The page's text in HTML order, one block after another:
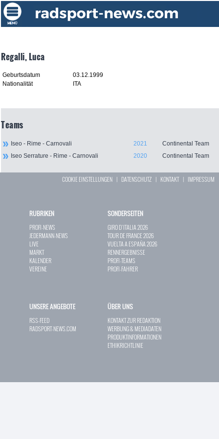
Regalli, Luca
Geburtsdatum
03.12.1999
Nationalität
ITA
Teams
Iseo - Rime - Carnovali 2021
Continental Team
Iseo Serrature - Rime - Carnovali
2020 Continental Team
COOKIE EINSTELLUNGEN | DATENSCHUTZ | KONTAKT| IMPRESSUM
RUBRIKEN
PROFI-NEWS
JEDERMANN-NEWS
LIVE
MARKT
KALENDER
VEREINE
SONDERSEITEN
GIRO D`ITALIA 2026
TOUR DE FRANCE 2026
VUELTA A ESPAÑA 2026
RENNERGEBNISSE
PROFI-TEAMS
PROFI-FAHRER
UNSERE ANGEBOTE
RSS-FEED
RADSPORT-NEWS.COM
ÜBER UNS
KONTAKT ZUR REDAKTION
WERBUNG & MEDIADATEN
PRODUKTINFORMATIONEN
ETHIKRICHTLINIE